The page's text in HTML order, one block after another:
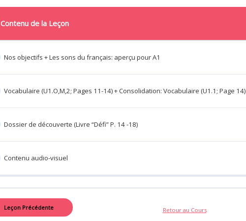
Contenu de la Leçon
Nos objectifs + Les sons du français: aperçu pour A1
Vocabulaire (U1.O,M,2; Pages 11-14) + Consolidation: Vocabulaire (U1.1; Page 14)
Dossier de découverte (Livre “Défi” P. 14 -18)
Contenu audio-visuel
Leçon Précédente Retour au Cours